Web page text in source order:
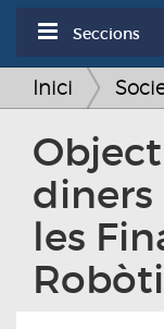
Seccions
Inici
les